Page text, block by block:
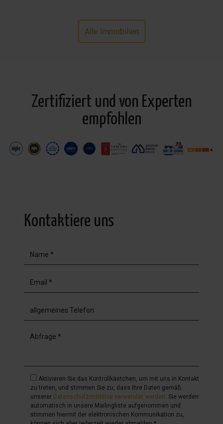
Alle Immobilien
Zertifiziert und von Experten
empfohlen
Kontaktiere uns
Aktivieren Sie das Kontrollkästchen, um mit uns in Kontakt
zu treten, und stimmen Sie zu, dass Ihre Daten gemäß
unserer Datenschutzrichtlinie verwendet werden . Sie werden
automatisch in unsere Mailingliste aufgenommen und
stimmen hiermit der elektronischen Kommunikation zu,